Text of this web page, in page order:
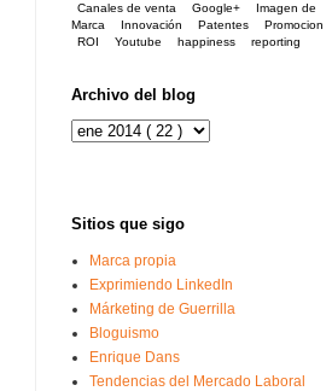
Canales de venta
Google+
Imagen de
Marca
Innovación Patentes
Promocion
ROI
Youtube happiness reporting
Archivo del blog
Sitios que sigo
Marca propia
Exprimiendo LinkedIn
Márketing de Guerrilla
Bloguismo
Enrique Dans
Tendencias del Mercado Laboral